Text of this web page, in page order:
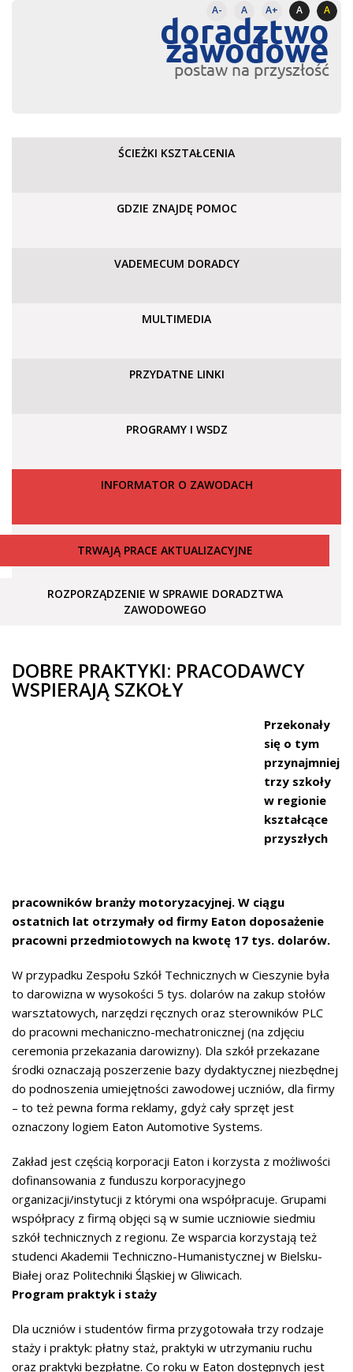
A- A A+ A A
doradztwo
zawodowe
postaw na przyszłość
ŚCIEŻKI KSZTAŁCENIA
GDZIE ZNAJDĘ POMOC
VADEMECUM DORADCY
MULTIMEDIA
PRZYDATNE LINKI
PROGRAMY I WSDZ
INFORMATOR O ZAWODACH
TRWAJĄ PRACE AKTUALIZACYJNE
ROZPORZĄDZENIE W SPRAWIE DORADZTWA
ZAWODOWEGO
DOBRE PRAKTYKI: PRACODAWCY
WSPIERAJĄ SZKOŁY
Przekonały
się o tym
przynajmniej
trzy szkoły
w regionie
kształcące
przyszłych
pracowników branży motoryzacyjnej. W ciągu
ostatnich lat otrzymały od firmy Eaton doposażenie
pracowni przedmiotowych na kwotę 17 tys. dolarów.
W przypadku Zespołu Szkół Technicznych w Cieszynie była
to darowizna w wysokości 5 tys. dolarów na zakup stołów
warsztatowych, narzędzi ręcznych oraz sterowników PLC
do pracowni mechaniczno-mechatronicznej (na zdjęciu
ceremonia przekazania darowizny). Dla szkół przekazane
środki oznaczają poszerzenie bazy dydaktycznej niezbędnej
do podnoszenia umiejętności zawodowej uczniów, dla firmy
– to też pewna forma reklamy, gdyż cały sprzęt jest
oznaczony logiem Eaton Automotive Systems.
Zakład jest częścią korporacji Eaton i korzysta z możliwości
dofinansowania z funduszu korporacyjnego
organizacji/instytucji z którymi ona współpracuje. Grupami
współpracy z firmą objęci są w sumie uczniowie siedmiu
szkół technicznych z regionu. Ze wsparcia korzystają też
studenci Akademii Techniczno-Humanistycznej w Bielsku-
Białej oraz Politechniki Śląskiej w Gliwicach.
Program praktyk i staży
Dla uczniów i studentów firma przygotowała trzy rodzaje
staży i praktyk: płatny staż, praktyki w utrzymaniu ruchu
oraz praktyki bezpłatne. Co roku w Eaton dostępnych jest